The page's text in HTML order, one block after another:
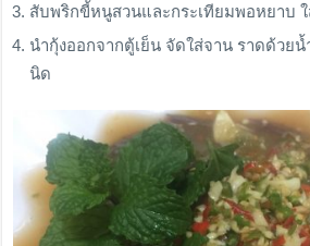
สับพริกขี้หนูสวนและกระเทียมพอหยาบ ใ
นำกุ้งออกจากตู้เย็น จัดใส่จาน ราดด้วย
นิด